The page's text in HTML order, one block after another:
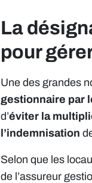
La
pour
Une des grandes
gestionnaire par
d’éviter la
l’indemnisation
Selon que les
de l’assureur